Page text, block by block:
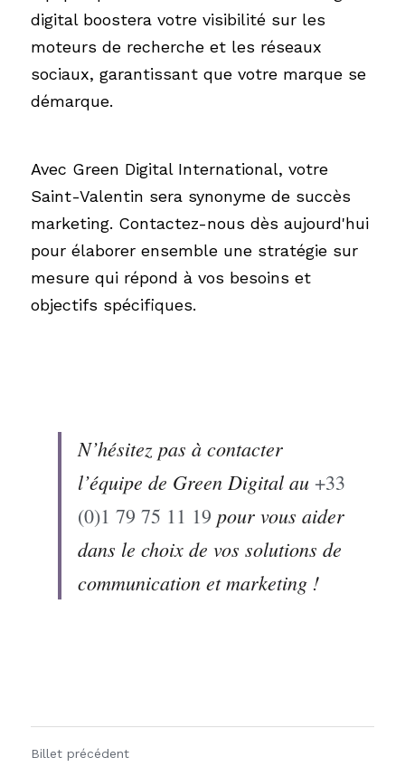
digital boostera votre visibilité sur les
moteurs de recherche et les réseaux
sociaux, garantissant que votre marque se
démarque.
Avec Green Digital International, votre
Saint-Valentin sera synonyme de succès
marketing. Contactez-nous dès aujourd'hui
pour élaborer ensemble une stratégie sur
mesure qui répond à vos besoins et
objectifs spécifiques.
N’hésitez pas à contacter
l’équipe de Green Digital au +33
(0)1 79 75 11 19 pour vous aider
dans le choix de vos solutions de
communication et marketing !
Billet précédent